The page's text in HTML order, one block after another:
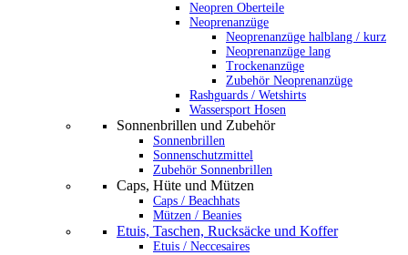
Neopren Oberteile
Neoprenanzüge
Neoprenanzüge halblang / kurz
Neoprenanzüge lang
Trockenanzüge
Zubehör Neoprenanzüge
Rashguards / Wetshirts
Wassersport Hosen
Sonnenbrillen und Zubehör
Sonnenbrillen
Sonnenschutzmittel
Zubehör Sonnenbrillen
Caps, Hüte und Mützen
Caps / Beachhats
Mützen / Beanies
Etuis, Taschen, Rucksäcke und Koffer
Etuis / Neccesaires